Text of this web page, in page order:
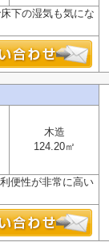
下の湿気も気にな
木造
124.20㎡
便性が非常に高い